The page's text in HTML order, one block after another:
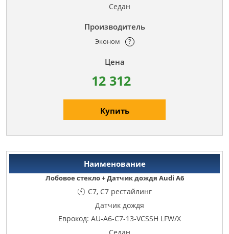
Седан
Эконом ?
12 312
Купить
Лобовое стекло + Датчик дождя Audi A6
C7, C7 рестайлинг
Датчик дождя
Еврокод: AU-A6-C7-13-VCSSH LFW/X